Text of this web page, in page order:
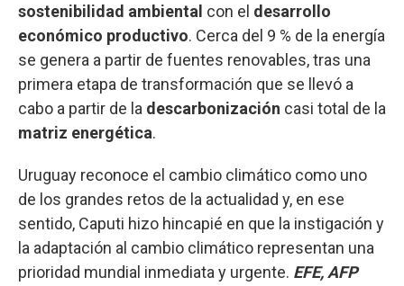
sostenibilidad ambiental con el desarrollo
económico productivo. Cerca del 9 % de la energía
se genera a partir de fuentes renovables, tras una
primera etapa de transformación que se llevó a
cabo a partir de la descarbonización casi total de la
matriz energética.
Uruguay reconoce el cambio climático como uno
de los grandes retos de la actualidad y, en ese
sentido, Caputi hizo hincapié en que la instigación y
la adaptación al cambio climático representan una
prioridad mundial inmediata y urgente. EFE, AFP